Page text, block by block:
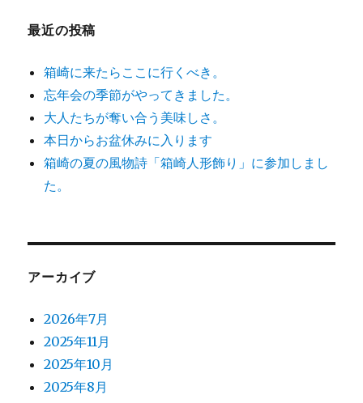
最近の投稿
箱崎に来たらここに行くべき。
忘年会の季節がやってきました。
大人たちが奪い合う美味しさ。
本日からお盆休みに入ります
箱崎の夏の風物詩「箱崎人形飾り」に参加しまし
た。
アーカイブ
2026年7月
2025年11月
2025年10月
2025年8月